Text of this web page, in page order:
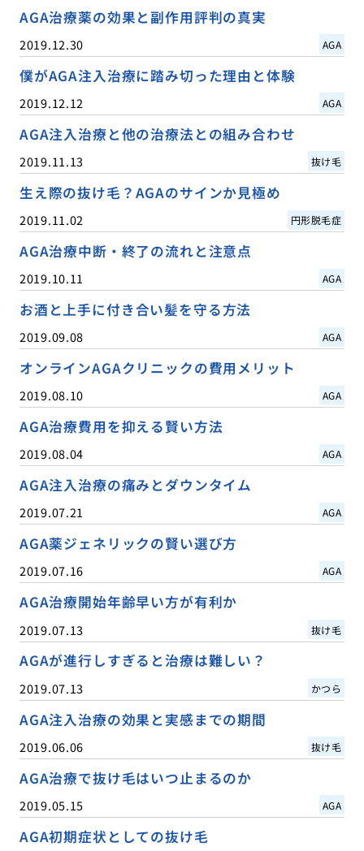
AGA治療薬の効果と副作用評判の真実
2019.12.30 AGA
僕がAGA注入治療に踏み切った理由と体験
2019.12.12 AGA
AGA注入治療と他の治療法との組み合わせ
2019.11.13 抜け毛
生え際の抜け毛？AGAのサインか見極め
2019.11.02 円形脱毛症
AGA治療中断・終了の流れと注意点
2019.10.11 AGA
お酒と上手に付き合い髪を守る方法
2019.09.08 AGA
オンラインAGAクリニックの費用メリット
2019.08.10 AGA
AGA治療費用を抑える賢い方法
2019.08.04 AGA
AGA注入治療の痛みとダウンタイム
2019.07.21 AGA
AGA薬ジェネリックの賢い選び方
2019.07.16 AGA
AGA治療開始年齢早い方が有利か
2019.07.13 抜け毛
AGAが進行しすぎると治療は難しい？
2019.07.13 かつら
AGA注入治療の効果と実感までの期間
2019.06.06 抜け毛
AGA治療で抜け毛はいつ止まるのか
2019.05.15 AGA
AGA初期症状としての抜け毛